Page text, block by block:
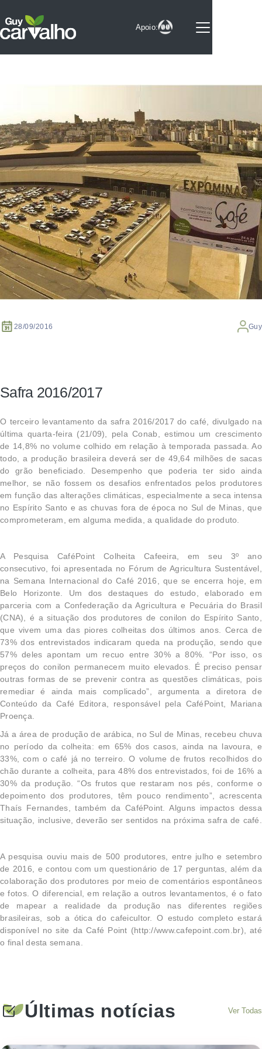
Notícias
Selo
Colunistas
Parceiros
Experimentos
Serviços
Contato
Apoio:
28/09/2016 Guy
Safra 2016/2017
O terceiro levantamento da safra 2016/2017 do café, divulgado na
última quarta-feira (21/09), pela Conab, estimou um crescimento
de 14,8% no volume colhido em relação à temporada passada. Ao
todo, a produção brasileira deverá ser de 49,64 milhões de sacas
do grão beneficiado. Desempenho que poderia ter sido ainda
melhor, se não fossem os desafios enfrentados pelos produtores
em função das alterações climáticas, especialmente a seca intensa
no Espírito Santo e as chuvas fora de época no Sul de Minas, que
comprometeram, em alguma medida, a qualidade do produto.
A Pesquisa CaféPoint Colheita Cafeeira, em seu 3º ano
consecutivo, foi apresentada no Fórum de Agricultura Sustentável,
na Semana Internacional do Café 2016, que se encerra hoje, em
Belo Horizonte. Um dos destaques do estudo, elaborado em
parceria com a Confederação da Agricultura e Pecuária do Brasil
(CNA), é a situação dos produtores de conilon do Espírito Santo,
que vivem uma das piores colheitas dos últimos anos. Cerca de
73% dos entrevistados indicaram queda na produção, sendo que
57% deles apontam um recuo entre 30% a 80%. “Por isso, os
preços do conilon permanecem muito elevados. É preciso pensar
outras formas de se prevenir contra as questões climáticas, pois
remediar é ainda mais complicado”, argumenta a diretora de
Conteúdo da Café Editora, responsável pela CaféPoint, Mariana
Proença.
Já a área de produção de arábica, no Sul de Minas, recebeu chuva
no período da colheita: em 65% dos casos, ainda na lavoura, e
33%, com o café já no terreiro. O volume de frutos recolhidos do
chão durante a colheita, para 48% dos entrevistados, foi de 16% a
30% da produção. “Os frutos que restaram nos pés, conforme o
depoimento dos produtores, têm pouco rendimento”, acrescenta
Thaís Fernandes, também da CaféPoint. Alguns impactos dessa
situação, inclusive, deverão ser sentidos na próxima safra de café.
A pesquisa ouviu mais de 500 produtores, entre julho e setembro
de 2016, e contou com um questionário de 17 perguntas, além da
colaboração dos produtores por meio de comentários espontâneos
e fotos. O diferencial, em relação a outros levantamentos, é o fato
de mapear a realidade da produção nas diferentes regiões
brasileiras, sob a ótica do cafeicultor. O estudo completo estará
disponível no site da Café Point (http://www.cafepoint.com.br), até
o final desta semana.
Últimas notícias Ver Todas